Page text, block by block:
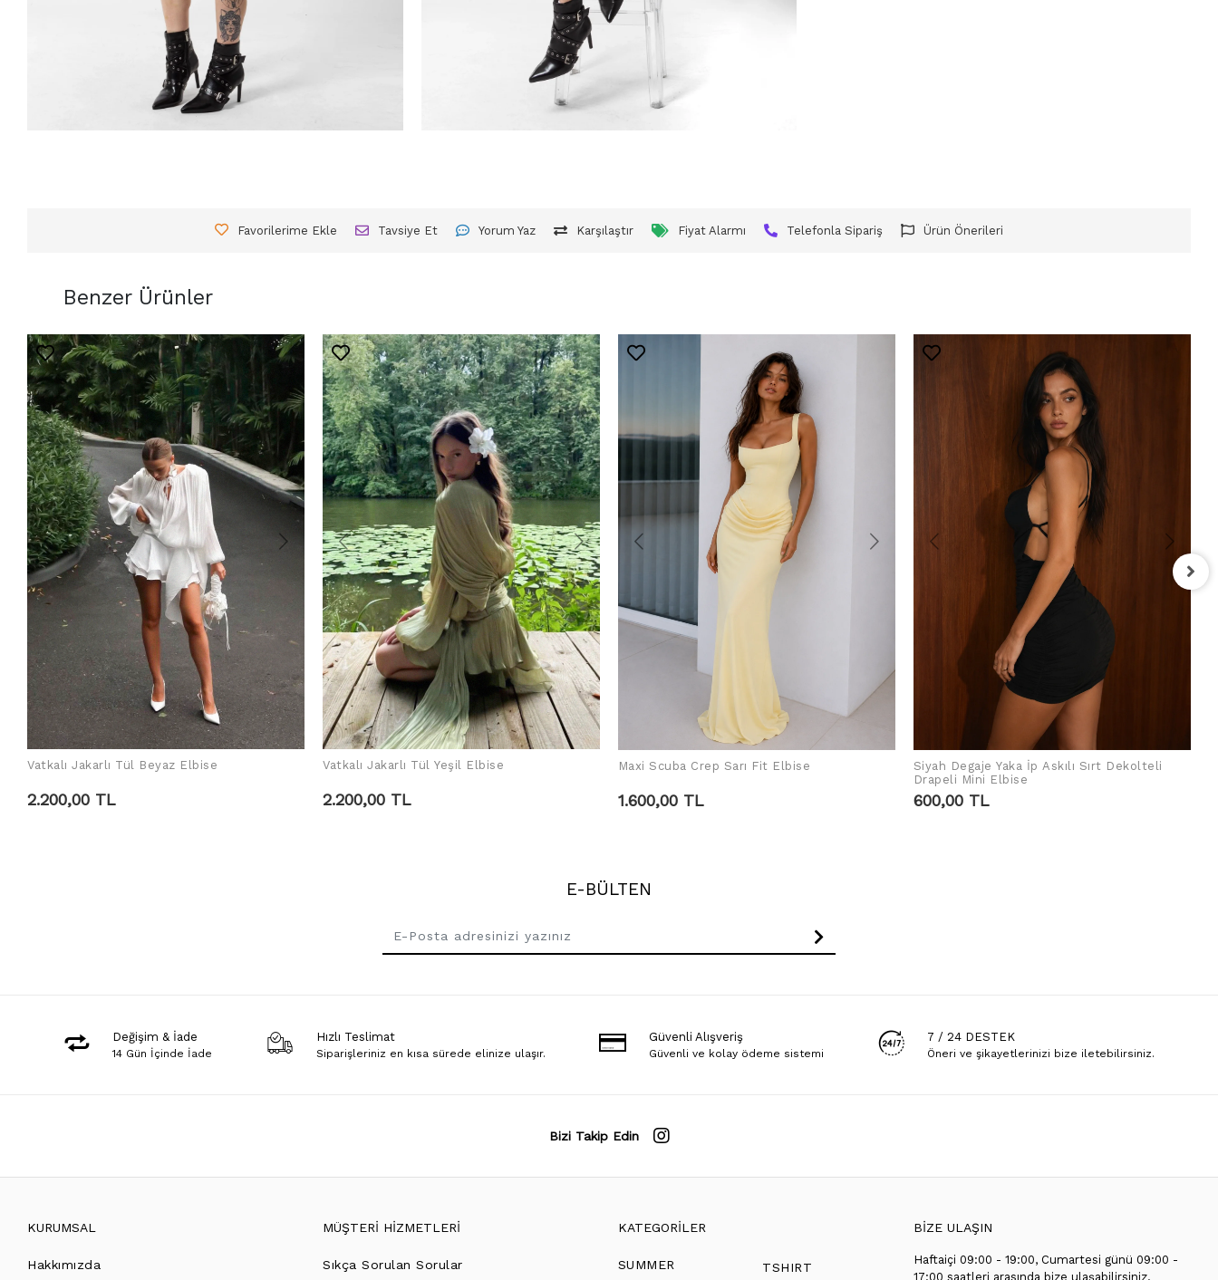
Favorilerime Ekle Tavsiye Et Yorum Yaz Karşılaştır Fiyat Alarmı Telefonla Sipariş Ürün Önerileri
Benzer Ürünler
SEPETE EKLE
Vatkalı Jakarlı Tül Beyaz Elbise
2.200,00 TL
SEPETE EKLE
Vatkalı Jakarlı Tül Yeşil Elbise
2.200,00 TL
SEPETE EKLE
Maxi Scuba Crep Sarı Fit Elbise
1.600,00 TL
SEPETE EKLE
Siyah Degaje Yaka İp Askılı Sırt Dekolteli
Drapeli Mini Elbise
600,00 TL
E-BÜLTEN
Değişim & İade
14 Gün İçinde İade
Hızlı Teslimat
Siparişleriniz en kısa sürede elinize ulaşır.
Güvenli Alışveriş
Güvenli ve kolay ödeme sistemi
7 / 24 DESTEK
Öneri ve şikayetlerinizi bize iletebilirsiniz.
Bizi Takip Edin
KURUMSAL
Hakkımızda
MÜŞTERİ HİZMETLERİ
Sıkça Sorulan Sorular
KATEGORİLER
SUMMER TSHIRT
BİZE ULAŞIN
Haftaiçi 09:00 - 19:00, Cumartesi günü 09:00 -
17:00 saatleri arasında bize ulaşabilirsiniz.